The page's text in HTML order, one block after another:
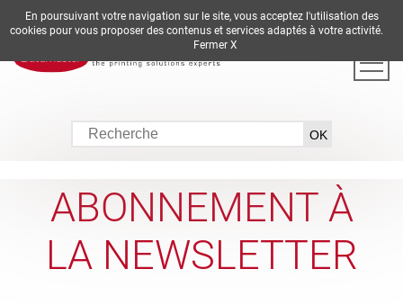
DE EN ES FR IT
ABONNEMENT À
LA NEWSLETTER
En poursuivant votre navigation sur le site, vous acceptez l'utilisation des
cookies pour vous proposer des contenus et services adaptés à votre activité.
Fermer X